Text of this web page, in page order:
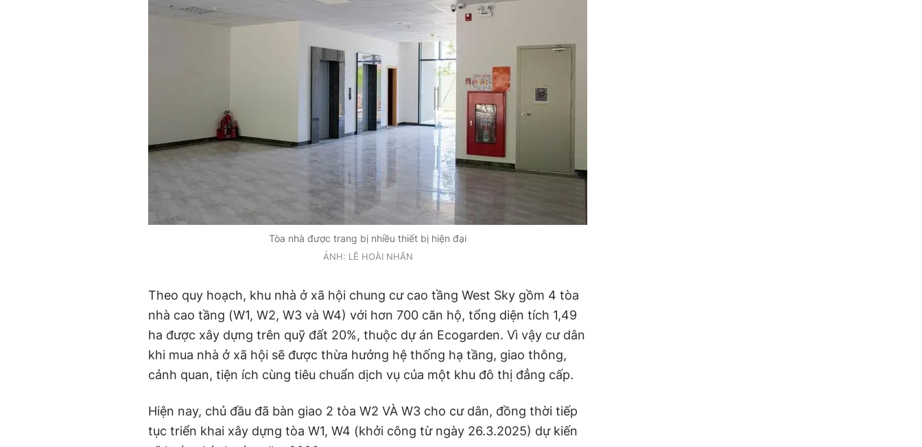
Tòa nhà được trang bị nhiều thiết bị hiện đại
ẢNH: LÊ HOÀI NHÂN
Theo quy hoạch, khu nhà ở xã hội chung cư cao tầng West Sky gồm 4 tòa
nhà cao tầng (W1, W2, W3 và W4) với hơn 700 căn hộ, tổng diện tích 1,49
ha được xây dựng trên quỹ đất 20%, thuộc dự án Ecogarden. Vì vậy cư dân
khi mua nhà ở xã hội sẽ được thừa hưởng hệ thống hạ tầng, giao thông,
cảnh quan, tiện ích cùng tiêu chuẩn dịch vụ của một khu đô thị đẳng cấp.
Hiện nay, chủ đầu đã bàn giao 2 tòa W2 VÀ W3 cho cư dân, đồng thời tiếp
tục triển khai xây dựng tòa W1, W4 (khởi công từ ngày 26.3.2025) dự kiến